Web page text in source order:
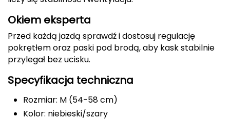
Extremities
F
FASHY
Fjord Nansen
G
Okiem eksperta
Przed każdą jazdą sprawdź i dostosuj regulację
pokrętłem oraz paski pod brodą, aby kask stabilnie
przylegał bez ucisku.
Specyfikacja techniczna
Rozmiar: M (54-58 cm)
Kolor: niebieski/szary